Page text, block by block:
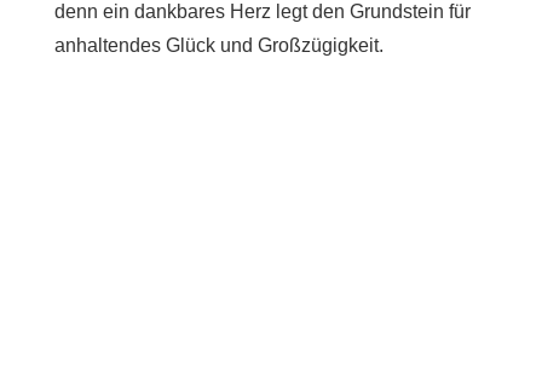
denn ein dankbares Herz legt den Grundstein für
anhaltendes Glück und Großzügigkeit.